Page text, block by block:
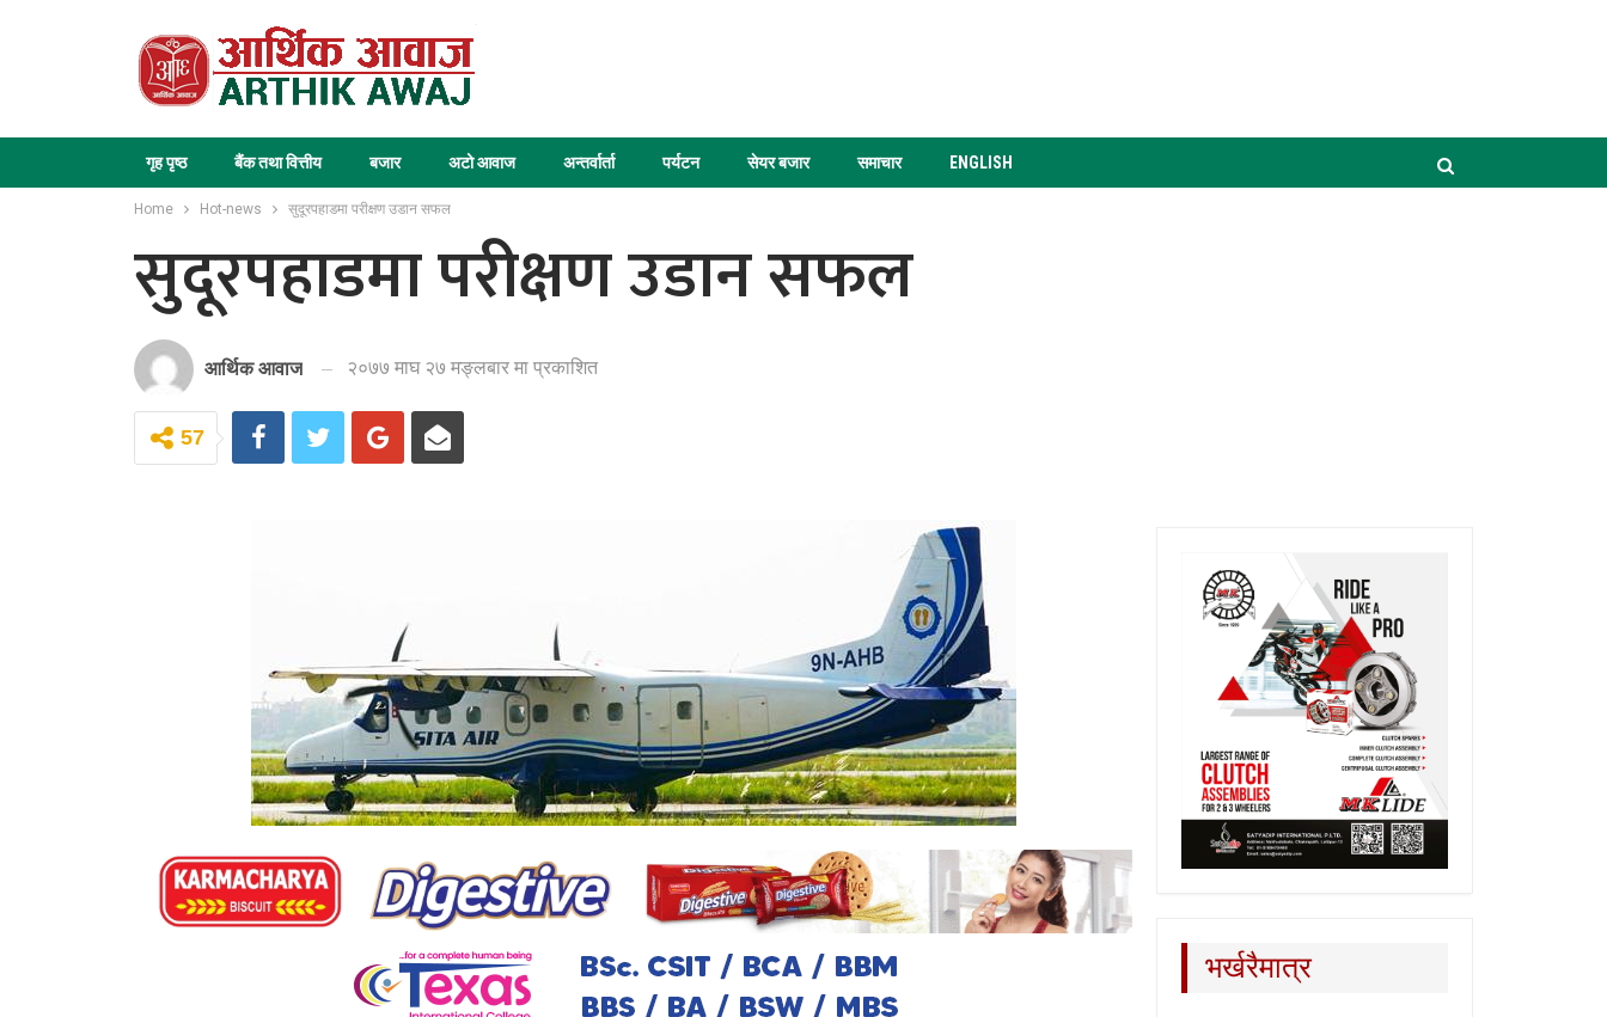
गृह पृष्ठ बैंक तथा वित्तीय बजार अटो आवाज अन्तर्वार्ता पर्यटन सेयर बजार समाचार ENGLISH
Home Hot-news सुदूरपहाडमा परीक्षण उडान सफल
सुदूरपहाडमा परीक्षण उडान सफल
आर्थिक आवाज २०७७ माघ २७ मङ्लबार मा प्रकाशित
57
भर्खरैमात्र